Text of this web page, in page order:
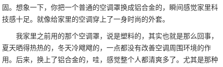
固。想象一下，你把一个普通的空调罩换成铝合金的，瞬间感觉家里科
技感十足。就像给家里的空调穿上了一身时尚的外套。
我家里之前用的那个空调罩，说是塑料的，其实也就是那么回事，
夏天晒得热热的，冬天冷飕飕的，一点都没有改善空调周围环境的作
用。后来，换上了铝合金的，哇，感觉整个人都清爽多了。尤其是那种